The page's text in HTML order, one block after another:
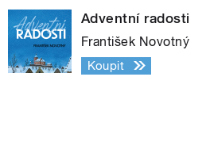
Adventní radosti
František Novotný
Koupit